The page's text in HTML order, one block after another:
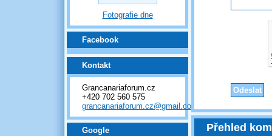
Fotografie dne
Facebook
Kontakt
Grancanariaforum.cz
+420 702 560 575
grancanariaforum.cz@gmail.com
Google Přehled